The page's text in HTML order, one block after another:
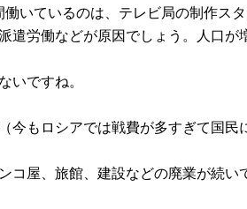
いているのは、テレビ局の制作ス
遣労働などが原因でしょう。人口が
いですね。
今もロシアでは戦費が多すぎて国民
コ屋、旅館、建設などの廃業が続い